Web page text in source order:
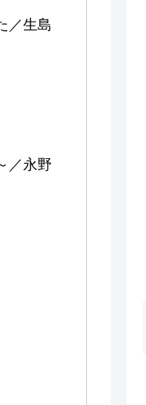
／生島
／永野